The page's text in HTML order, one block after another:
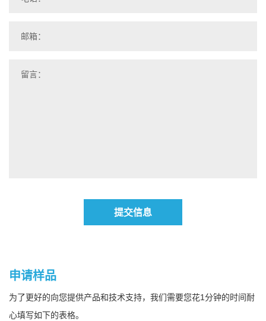
提交信息
申请样品
为了更好的向您提供产品和技术支持，我们需要您花1分钟的时间耐
心填写如下的表格。